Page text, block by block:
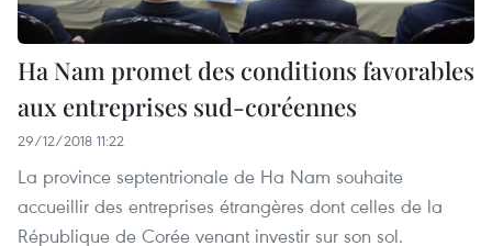
Ha Nam promet des conditions favorables
aux entreprises sud-coréennes
29/12/2018 11:22
La province septentrionale de Ha Nam souhaite
accueillir des entreprises étrangères dont celles de la
République de Corée venant investir sur son sol.